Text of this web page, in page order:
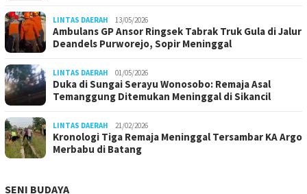
LINTAS DAERAH 13/05/2026
Ambulans GP Ansor Ringsek Tabrak Truk Gula di Jalur
Deandels Purworejo, Sopir Meninggal
LINTAS DAERAH 01/05/2026
Duka di Sungai Serayu Wonosobo: Remaja Asal
Temanggung Ditemukan Meninggal di Sikancil
LINTAS DAERAH 21/02/2026
Kronologi Tiga Remaja Meninggal Tersambar KA Argo
Merbabu di Batang
SENI BUDAYA